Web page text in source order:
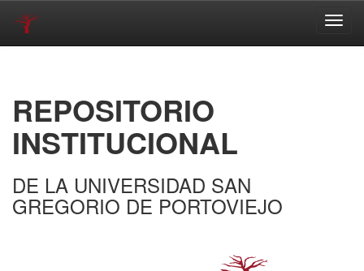
REPOSITORIO
INSTITUCIONAL
DE LA UNIVERSIDAD SAN
GREGORIO DE PORTOVIEJO